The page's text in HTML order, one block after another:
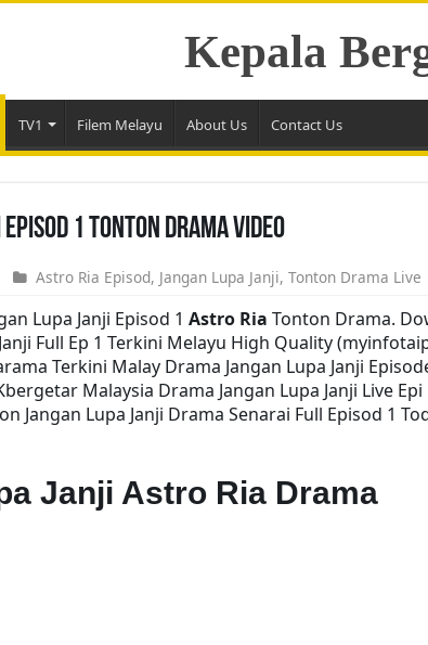
Kepala
TV1 Filem Melayu About Us Contact Us
1 Tonton Drama Video
Astro Ria Episod, Jangan Lupa Janji, Tonton Drama Live
Lupa Janji Episod 1 Astro Ria Tonton Drama.
Full Ep 1 Terkini Melayu High Quality
Terkini Malay Drama Jangan Lupa Janji
Malaysia Drama Jangan Lupa Janji Live Epi
Jangan Lupa Janji Drama Senarai Full Episod 1
Janji Astro Ria Drama